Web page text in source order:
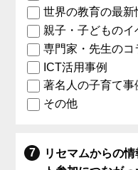
世界の教育の最新
親子・子どもの
専門家・先生のコ
ICT活用事例
著名人の子育て
その他
リセマムからの